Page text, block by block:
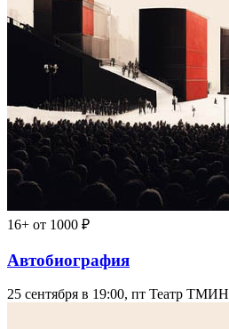
16+ от 1000 ₽
Автобиография
25 сентября в 19:00, пт Театр ТМИН